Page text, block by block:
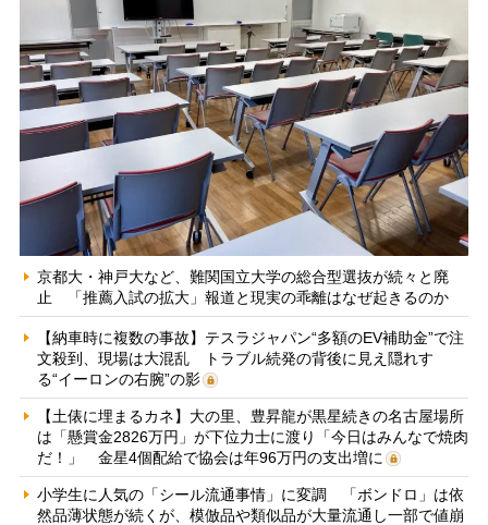
京都大・神戸大など、難関国立大学の総合型選抜が続々と廃
止 「推薦入試の拡大」報道と現実の乖離はなぜ起きるのか
【納車時に複数の事故】テスラジャパン“多額のEV補助金”で注
文殺到、現場は大混乱 トラブル続発の背後に見え隠れす
る“イーロンの右腕”の影
【土俵に埋まるカネ】大の里、豊昇龍が黒星続きの名古屋場所
は「懸賞金2826万円」が下位力士に渡り「今日はみんなで焼肉
だ！」 金星4個配給で協会は年96万円の支出増に
小学生に人気の「シール流通事情」に変調 「ボンドロ」は依
然品薄状態が続くが、模倣品や類似品が大量流通し一部で値崩